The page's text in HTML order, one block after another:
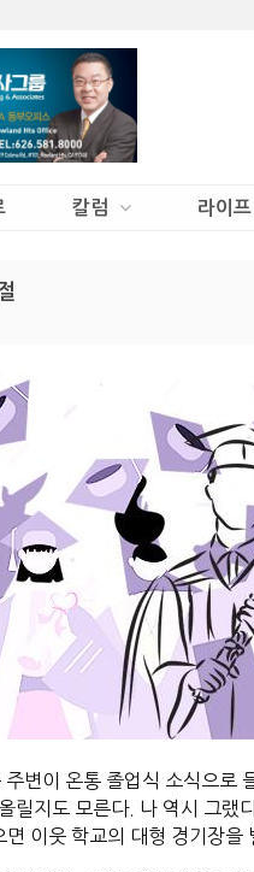
칼럼 라이프
주변이 온통 졸업식 소식으로
릴지도 모른다. 나 역시 그
면 이웃 학교의 대형 경기장을